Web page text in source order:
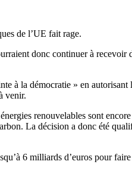
de l’UE fait rage.
donc continuer à recevoir
à la démocratie » en autorisant
venir.
renouvelables sont
La décision a donc été
6 milliards d’euros pour